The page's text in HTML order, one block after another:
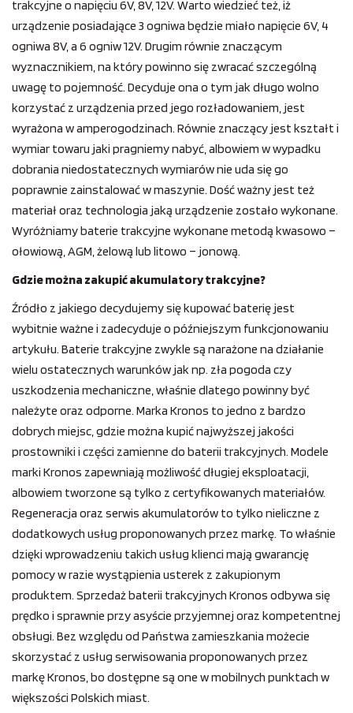
trakcyjne o napięciu 6V, 8V, 12V. Warto wiedzieć też, iż
urządzenie posiadające 3 ogniwa będzie miało napięcie 6V, 4
ogniwa 8V, a 6 ogniw 12V. Drugim równie znaczącym
wyznacznikiem, na który powinno się zwracać szczególną
uwagę to pojemność. Decyduje ona o tym jak długo wolno
korzystać z urządzenia przed jego rozładowaniem, jest
wyrażona w amperogodzinach. Równie znaczący jest kształt i
wymiar towaru jaki pragniemy nabyć, albowiem w wypadku
dobrania niedostatecznych wymiarów nie uda się go
poprawnie zainstalować w maszynie. Dość ważny jest też
materiał oraz technologia jaką urządzenie zostało wykonane.
Wyróżniamy baterie trakcyjne wykonane metodą kwasowo –
ołowiową, AGM, żelową lub litowo – jonową.
Gdzie można zakupić akumulatory trakcyjne?
Źródło z jakiego decydujemy się kupować baterię jest
wybitnie ważne i zadecyduje o późniejszym funkcjonowaniu
artykułu. Baterie trakcyjne zwykle są narażone na działanie
wielu ostatecznych warunków jak np. zła pogoda czy
uszkodzenia mechaniczne, właśnie dlatego powinny być
należyte oraz odporne. Marka Kronos to jedno z bardzo
dobrych miejsc, gdzie można kupić najwyższej jakości
prostowniki i części zamienne do baterii trakcyjnych. Modele
marki Kronos zapewniają możliwość długiej eksploatacji,
albowiem tworzone są tylko z certyfikowanych materiałów.
Regeneracja oraz serwis akumulatorów to tylko nieliczne z
dodatkowych usług proponowanych przez markę. To właśnie
dzięki wprowadzeniu takich usług klienci mają gwarancję
pomocy w razie wystąpienia usterek z zakupionym
produktem. Sprzedaż baterii trakcyjnych Kronos odbywa się
prędko i sprawnie przy asyście przyjemnej oraz kompetentnej
obsługi. Bez względu od Państwa zamieszkania możecie
skorzystać z usług serwisowania proponowanych przez
markę Kronos, bo dostępne są one w mobilnych punktach w
większości Polskich miast.